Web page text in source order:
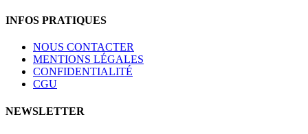
INFOS PRATIQUES
NOUS CONTACTER
MENTIONS LÉGALES
CONFIDENTIALITÉ
CGU
NEWSLETTER